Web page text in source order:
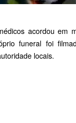
acordou em
funeral foi
locais.